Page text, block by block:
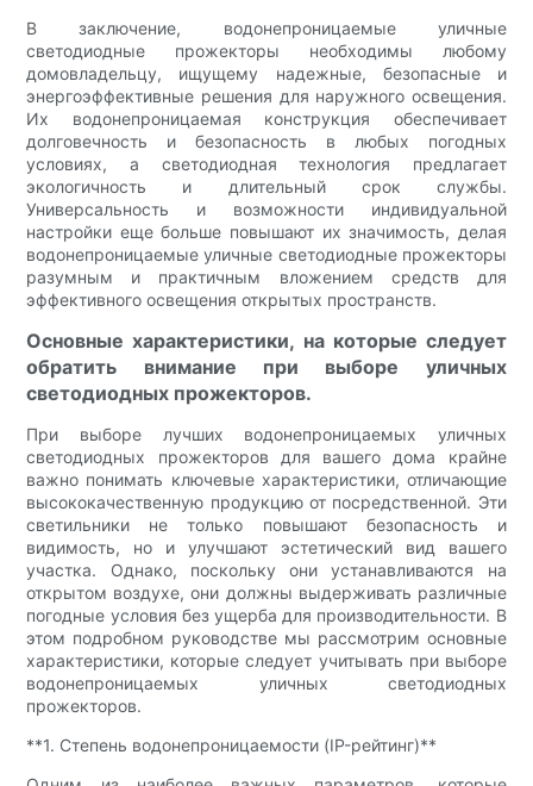
В заключение, водонепроницаемые уличные
светодиодные прожекторы необходимы любому
домовладельцу, ищущему надежные, безопасные и
энергоэффективные решения для наружного освещения.
Их водонепроницаемая конструкция обеспечивает
долговечность и безопасность в любых погодных
условиях, а светодиодная технология предлагает
экологичность и длительный срок службы.
Универсальность и возможности индивидуальной
настройки еще больше повышают их значимость, делая
водонепроницаемые уличные светодиодные прожекторы
разумным и практичным вложением средств для
эффективного освещения открытых пространств.
Основные характеристики, на которые следует
обратить внимание при выборе уличных
светодиодных прожекторов.
При выборе лучших водонепроницаемых уличных
светодиодных прожекторов для вашего дома крайне
важно понимать ключевые характеристики, отличающие
высококачественную продукцию от посредственной. Эти
светильники не только повышают безопасность и
видимость, но и улучшают эстетический вид вашего
участка. Однако, поскольку они устанавливаются на
открытом воздухе, они должны выдерживать различные
погодные условия без ущерба для производительности. В
этом подробном руководстве мы рассмотрим основные
характеристики, которые следует учитывать при выборе
водонепроницаемых уличных светодиодных
прожекторов.
**1. Степень водонепроницаемости (IP-рейтинг)**